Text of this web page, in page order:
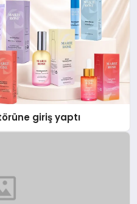
giriş yaptı